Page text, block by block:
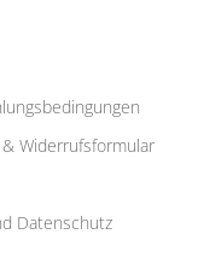
Widerrufsformular
Datenschutz